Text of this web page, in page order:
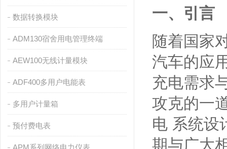
数据转换模块
ADM130宿舍用电管理终端
AEW100无线计量模块
ADF400多用户电能表
多用户计量箱
预付费电表
APM系列网络电力仪表
一、引言
随着国家
汽车的应
充电需求
攻克的一
电 系统设
期与广大